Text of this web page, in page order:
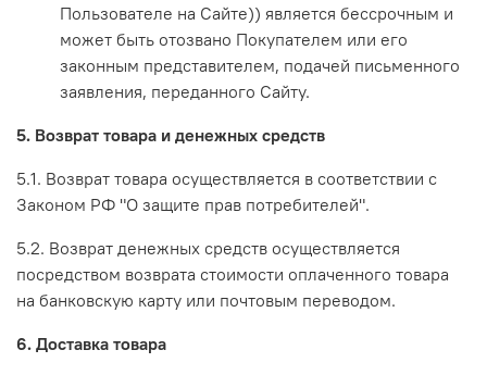
Пользователе на Сайте)) является бессрочным и
может быть отозвано Покупателем или его
законным представителем, подачей письменного
заявления, переданного Сайту.
5. Возврат товара и денежных средств
5.1. Возврат товара осуществляется в соответствии с
Законом РФ "О защите прав потребителей".
5.2. Возврат денежных средств осуществляется
посредством возврата стоимости оплаченного товара
на банковскую карту или почтовым переводом.
6. Доставка товара